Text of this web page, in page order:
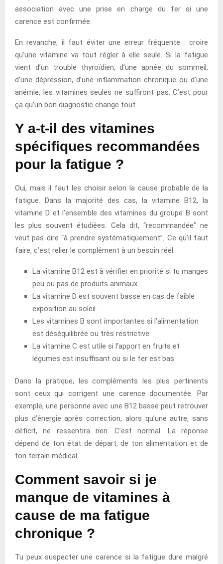
association avec une prise en charge du fer si une
carence est confirmée.
En revanche, il faut éviter une erreur fréquente : croire
qu’une vitamine va tout régler à elle seule. Si la fatigue
vient d’un trouble thyroïdien, d’une apnée du sommeil,
d’une dépression, d’une inflammation chronique ou d’une
anémie, les vitamines seules ne suffiront pas. C’est pour
ça qu’un bon diagnostic change tout.
Y a-t-il des vitamines
spécifiques recommandées
pour la fatigue ?
Oui, mais il faut les choisir selon la cause probable de la
fatigue. Dans la majorité des cas, la vitamine B12, la
vitamine D et l’ensemble des vitamines du groupe B sont
les plus souvent étudiées. Cela dit, “recommandée” ne
veut pas dire “à prendre systématiquement”. Ce qu’il faut
faire, c’est relier le complément à un besoin réel.
La vitamine B12 est à vérifier en priorité si tu manges
peu ou pas de produits animaux.
La vitamine D est souvent basse en cas de faible
exposition au soleil.
Les vitamines B sont importantes si l’alimentation
est déséquilibrée ou très restrictive.
La vitamine C est utile si l’apport en fruits et
légumes est insuffisant ou si le fer est bas.
Dans la pratique, les compléments les plus pertinents
sont ceux qui corrigent une carence documentée. Par
exemple, une personne avec une B12 basse peut retrouver
plus d’énergie après correction, alors qu’une autre, sans
déficit, ne ressentira rien. C’est normal. La réponse
dépend de ton état de départ, de ton alimentation et de
ton terrain médical.
Comment savoir si je
manque de vitamines à
cause de ma fatigue
chronique ?
Tu peux suspecter une carence si la fatigue dure malgré